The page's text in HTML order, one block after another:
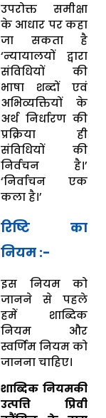
उपरोक्त समीक्षा
के आधार पर कहा
जा सकता है
‘न्यायालयों द्वारा
संविधियों की
भाषा शब्दों एवं
अभिव्यक्तियों के
अर्थ निर्धारण की
प्रक्रिया ही
संविधियों की
निर्वचन है।’
‘निर्वाचन एक
कला है।’
रिष्टि का
नियम :-
इस नियम को
जानने से पहले
हमें शाब्दिक
नियम और
स्वर्णिम नियम को
जानना चाहिए।
शाब्दिक नियमकी
उत्पत्ति प्रिवी